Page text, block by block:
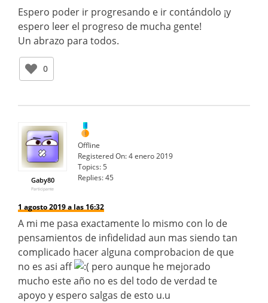
Espero poder ir progresando e ir contándolo ¡y
espero leer el progreso de mucha gente!
Un abrazo para todos.
0
Gaby80
Participante
Offline
Registered On:4 enero 2019
Topics:5
Replies:45
1 agosto 2019 a las 16:32
A mi me pasa exactamente lo mismo con lo de
pensamientos de infidelidad aun mas siendo tan
complicado hacer alguna comprobacion de que
no es asi aff
pero aunque he mejorado
mucho este año no es del todo de verdad te
apoyo y espero salgas de esto u.u